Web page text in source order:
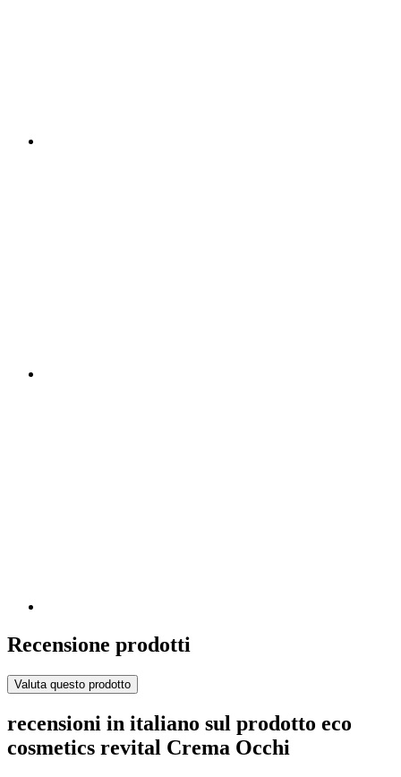
Recensione prodotti
Valuta questo prodotto
recensioni in italiano sul prodotto eco
cosmetics revital Crema Occhi